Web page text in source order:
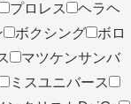
プロレス
ヘラヘ
ボクシング
ボロ
マツケンサンバ
ミスユニバース